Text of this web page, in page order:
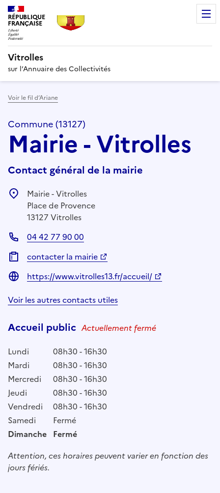
RÉPUBLIQUE
FRANÇAISE
Vitrolles
sur l’Annuaire des Collectivités
Voir le fil d’Ariane
Commune (13127)
Mairie - Vitrolles
Contact général de la mairie
Mairie - Vitrolles
Place de Provence
13127 Vitrolles
04 42 77 90 00
contacter la mairie
https://www.vitrolles13.fr/accueil/
Voir les autres contacts utiles
Accueil public Actuellement fermé
Lundi
08h30 - 16h30
Mardi
08h30 - 16h30
Mercredi
08h30 - 16h30
Jeudi
08h30 - 16h30
Vendredi
08h30 - 16h30
Samedi
Fermé
Dimanche Fermé
Attention, ces horaires peuvent varier en fonction des
jours fériés.